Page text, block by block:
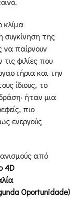
κλίμα
συγκίνηση της
να παίρνουν
φιλίες που
και την
ίδιους, το
ήταν μια
πιο
ενεργούς
από
4D
Oportunidade